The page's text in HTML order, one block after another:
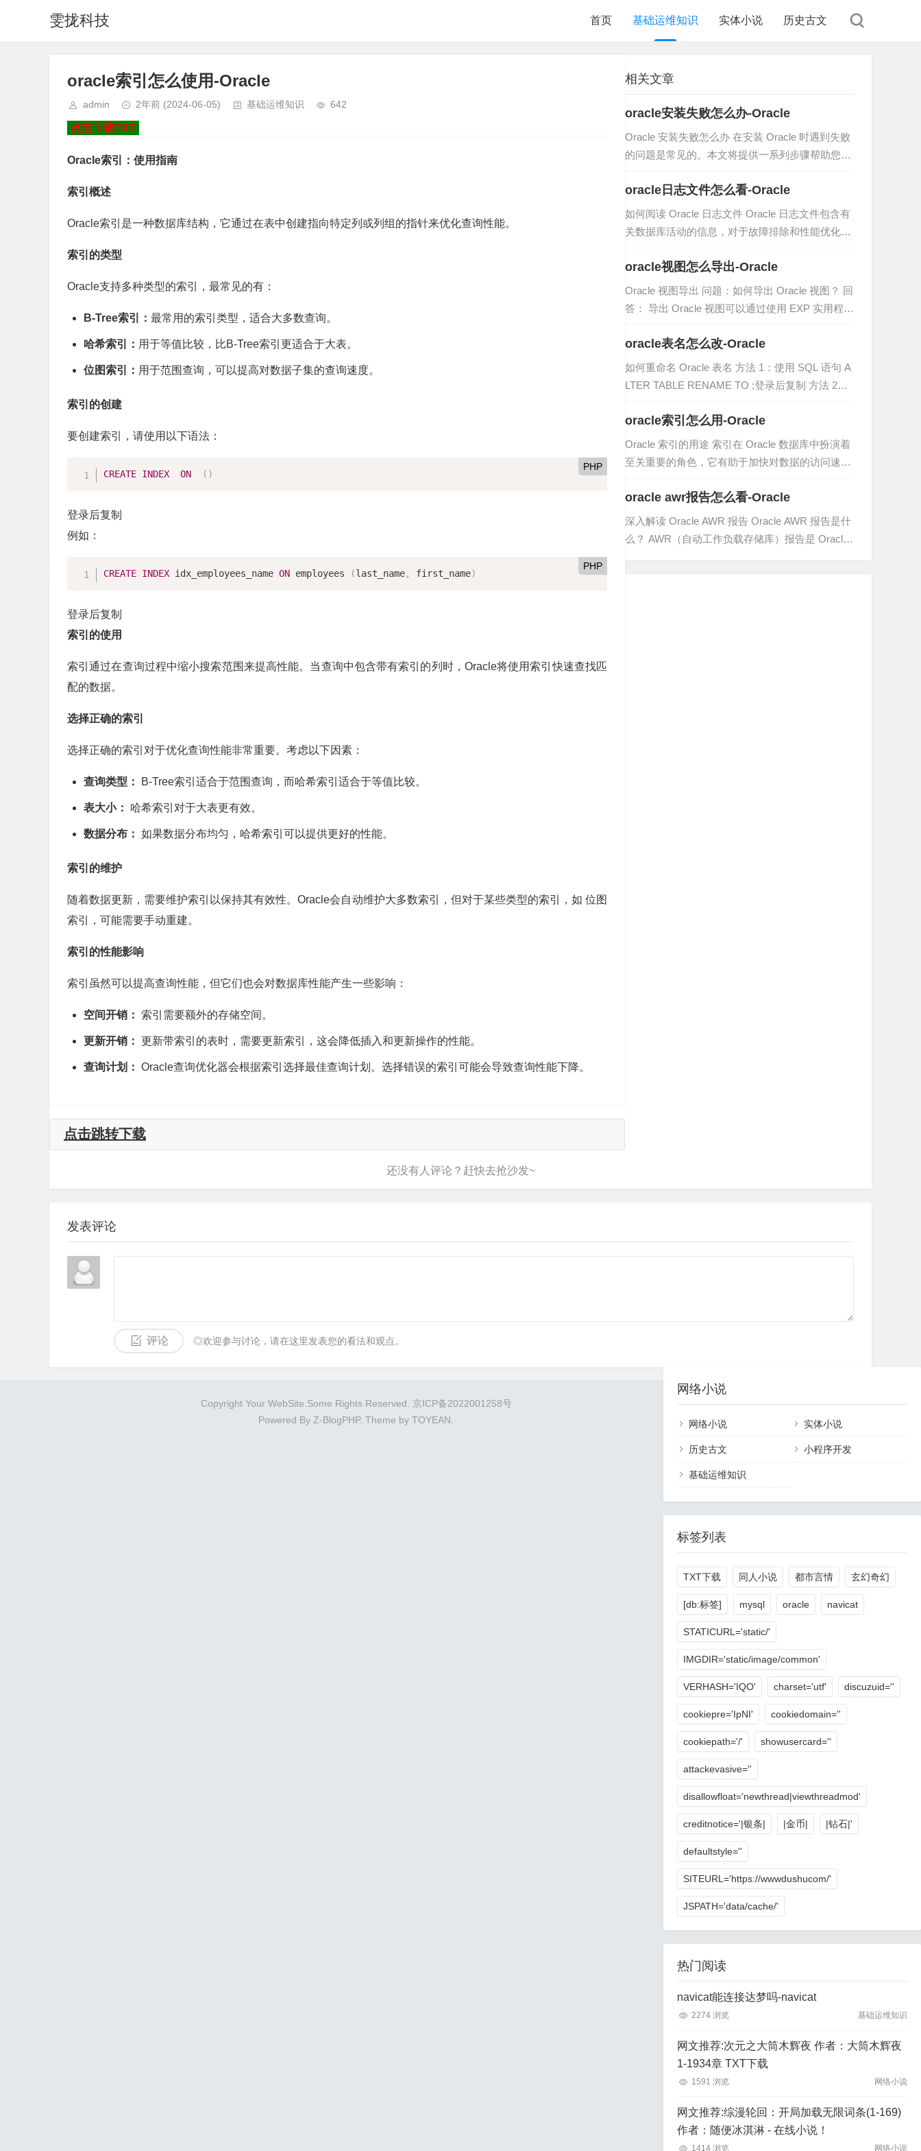
雯拢科技 首页 基础运维知识 实体小说 历史古文
oracle索引怎么使用-Oracle
admin 2年前 (2024-06-05) 基础运维知识 642
点击下载TXT
Oracle索引：使用指南
索引概述
Oracle索引是一种数据库结构，它通过在表中创建指向特定列或列组的指针来优化查询性能。
索引的类型
Oracle支持多种类型的索引，最常见的有：
B-Tree索引： 最常用的索引类型，适合大多数查询。
哈希索引： 用于等值比较，比B-Tree索引更适合于大表。
位图索引： 用于范围查询，可以提高对数据子集的查询速度。
索引的创建
要创建索引，请使用以下语法：
PHP
CREATE INDEX ON ( )
登录后复制
例如：
PHP
CREATE INDEX idx_employees_name ON employees (last_name, first_name)
登录后复制
索引的使用
索引通过在查询过程中缩小搜索范围来提高性能。当查询中包含带有索引的列时，Oracle将使用索引快速查找匹
配的数据。
选择正确的索引
选择正确的索引对于优化查询性能非常重要。考虑以下因素：
查询类型： B-Tree索引适合于范围查询，而哈希索引适合于等值比较。
表大小： 哈希索引对于大表更有效。
数据分布： 如果数据分布均匀，哈希索引可以提供更好的性能。
索引的维护
随着数据更新，需要维护索引以保持其有效性。Oracle会自动维护大多数索引，但对于某些类型的索引，如 位图
索引，可能需要手动重建。
索引的性能影响
索引虽然可以提高查询性能，但它们也会对数据库性能产生一些影响：
空间开销： 索引需要额外的存储空间。
更新开销： 更新带索引的表时，需要更新索引，这会降低插入和更新操作的性能。
查询计划： Oracle查询优化器会根据索引选择最佳查询计划。选择错误的索引可能会导致查询性能下降。
点击跳转下载
相关文章
oracle安装失败怎么办-Oracle
Oracle 安装失败怎么办 在安装 Oracle 时遇到失败
的问题是常见的。本文将提供一系列步骤帮助您解
决安装失败问题。 步骤 1：检查先决条件 确保您
的系统满足 Oracle 系统要求。 检查...
oracle日志文件怎么看-Oracle
如何阅读 Oracle 日志文件 Oracle 日志文件包含有
关数据库活动的信息，对于故障排除和性能优化至
关重要。以下是阅读 Oracle 日志文件的步骤： 1.
确定日志文件位置 日志文件位于 O...
oracle视图怎么导出-Oracle
Oracle 视图导出 问题：如何导出 Oracle 视图？ 回
答： 导出 Oracle 视图可以通过使用 EXP 实用程
序。 步骤： 登录 Oracle 数据库：使用您的用户名
和密码登录 Or...
oracle表名怎么改-Oracle
如何重命名 Oracle 表名 方法 1：使用 SQL 语句 A
LTER TABLE RENAME TO ;登录后复制 方法 2：
使用 PL/SQL 语句 BEGIN EXECUTE IMME...
oracle索引怎么用-Oracle
Oracle 索引的用途 索引在 Oracle 数据库中扮演着
至关重要的角色，它有助于加快对数据的访问速
度，进而提升查询性能。 索引的工作原理 索引是
数据库中的一种特殊数据结构，它基于表的列值创
建。...
oracle awr报告怎么看-Oracle
深入解读 Oracle AWR 报告 Oracle AWR 报告是什
么？ AWR（自动工作负载存储库）报告是 Oracle
发表评论
评论 ◎欢迎参与讨论，请在这里发表您的看法和观点。
网络小说
网络小说 实体小说
历史古文 小程序开发
基础运维知识
标签列表
TXT下载 同人小说 都市言情 玄幻奇幻
[db:标签] mysql oracle navicat
STATICURL='static/'
IMGDIR='static/image/common'
VERHASH='IQO' charset='utf' discuzuid=''
cookiepre='IpNI' cookiedomain=''
cookiepath='/' showusercard=''
attackevasive=''
disallowfloat='newthread|viewthreadmod'
creditnotice='|银条| |金币| |钻石|'
defaultstyle=''
SITEURL='https://wwwdushucom/'
JSPATH='data/cache/'
热门阅读
navicat能连接达梦吗-navicat
2274 浏览 基础运维知识
网文推荐:次元之大筒木辉夜 作者：大筒木辉夜
1-1934章 TXT下载
1591 浏览 网络小说
网文推荐:综漫轮回：开局加载无限词条(1-169)
作者：随便冰淇淋 - 在线小说！
1414 浏览 网络小说
Copyright Your WebSite.Some Rights Reserved. 京ICP备2022001258号
Powered By Z-BlogPHP. Theme byTOYEAN